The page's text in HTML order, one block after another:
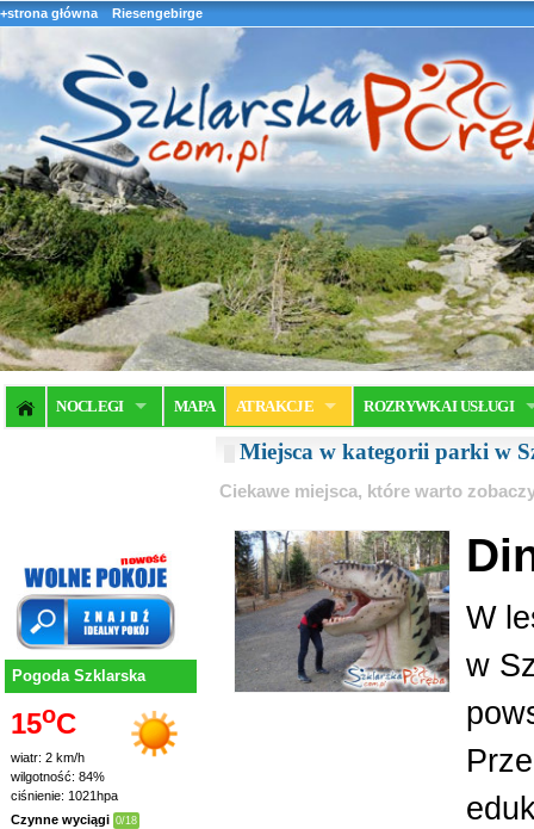
+strona główna Riesengebirge
NOCLEGI MAPA ATRAKCJE ROZRYWKA I USŁUGI
Pogoda Szklarska
15oC
wiatr: 2 km/h
wilgotność: 84%
ciśnienie: 1021hpa
Czynne wyciągi 0/18
Miejsca w kategorii parki w
Ciekawe miejsca, które warto
W
w